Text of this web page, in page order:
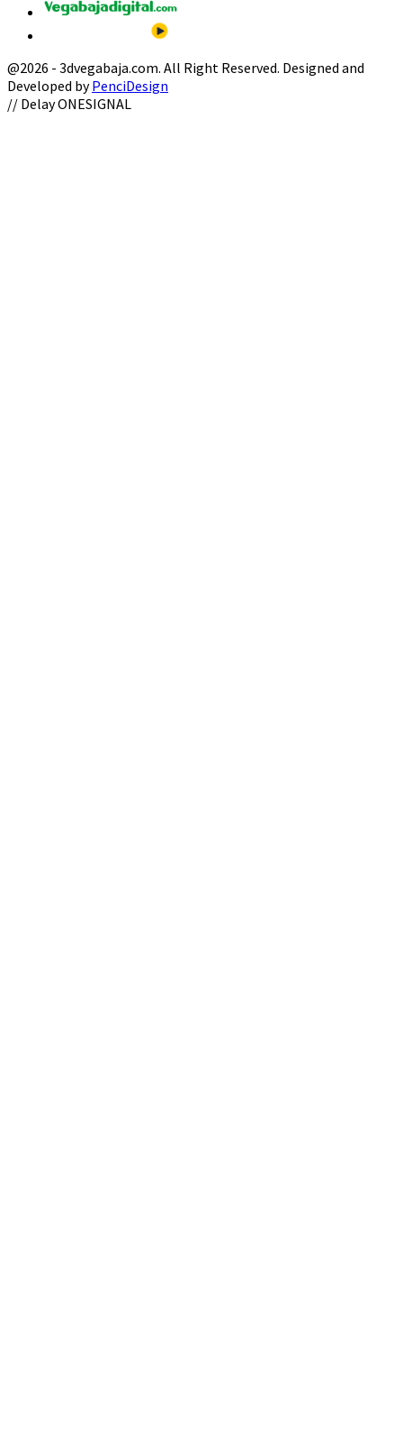
@2026 - 3dvegabaja.com. All Right Reserved. Designed and
Developed byPenciDesign
Facebook
Twitter
Instagram
Youtube
Email
// Delay ONESIGNAL